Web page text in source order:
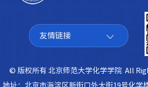
友情链接
© 版权所有 北京师范大学化学学院 All
地址：北京市海淀区新街口外大街19号化学